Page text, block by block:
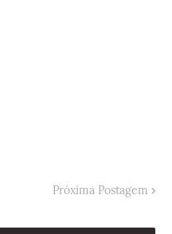
Próxima Postagem